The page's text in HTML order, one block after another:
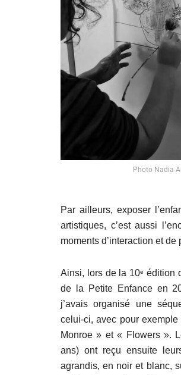
Photo Nadia
Par ailleurs, exposer
artistiques, c’est aussi
moments d’interaction et
Ainsi, lors de la 10e édition
de la Petite Enfance en
j’avais organisé une
celui-ci, avec pour
Monroe » et « Flowers ».
ans) ont reçu ensuite
agrandis, en noir et blanc,